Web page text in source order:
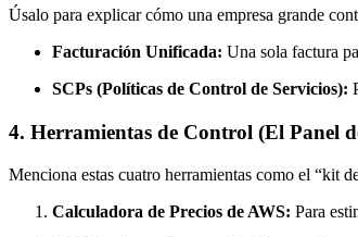
Úsalo para explicar cómo una empresa grande
Facturación Unificada: Una sola factura
SCPs (Políticas de Control de Servicios):
4. Herramientas de Control (El Panel
Menciona estas cuatro herramientas como el “kit
Calculadora de Precios de AWS: Para